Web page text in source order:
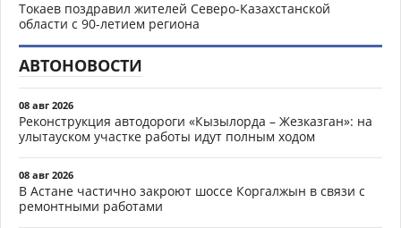
Токаев поздравил жителей Северо-Казахстанской
области с 90-летием региона
АВТОНОВОСТИ
08 авг 2026
Реконструкция автодороги «Кызылорда – Жезказган»: на
улытауском участке работы идут полным ходом
08 авг 2026
В Астане частично закроют шоссе Коргалжын в связи с
ремонтными работами